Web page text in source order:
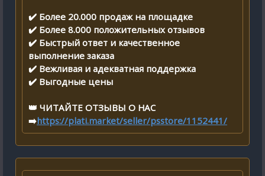
✔️ Более 20.000 продаж на площадке
✔️ Более 8.000 положительных отзывов
✔️ Быстрый ответ и качественное
выполнение заказа
✔️ Вежливая и адекватная поддержка
✔️ Выгодные цены
👑 ЧИТАЙТЕ ОТЗЫВЫ О НАС
➡️https://plati.market/seller/psstore/1152441/